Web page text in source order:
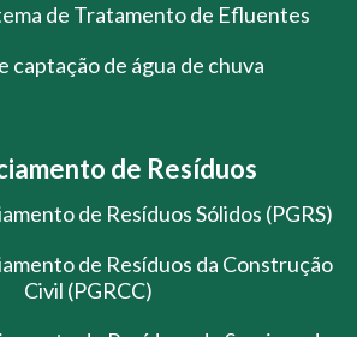
de Tratamento de Efluentes
captação de água de chuva
de Resíduos
de Resíduos Sólidos (PGRS)
de Resíduos da Construção
Civil (PGRCC)